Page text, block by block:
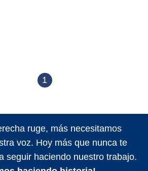
1
ruge, más necesitamos
voz. Hoy más que nunca te
seguir haciendo nuestro trabajo.